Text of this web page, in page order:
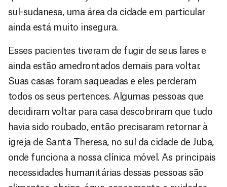
sul-sudanesa, uma área da cidade em particular
ainda está muito insegura.
Esses pacientes tiveram de fugir de seus lares e
ainda estão amedrontados demais para voltar.
Suas casas foram saqueadas e eles perderam
todos os seus pertences. Algumas pessoas que
decidiram voltar para casa descobriram que tudo
havia sido roubado, então precisaram retornar à
igreja de Santa Theresa, no sul da cidade de Juba,
onde funciona a nossa clínica móvel. As principais
necessidades humanitárias dessas pessoas são